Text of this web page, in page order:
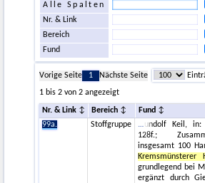
Alle Spalten
Nr. & Link
Bereich
Fund
Vorige Seite 1 Nächste Seite
1 bis 2 von 2 angezeigt
Nr. & Link Bereich
Fund
99a.
Stoffgruppe
undolf Keil,
128f.;
insgesamt 100
Kremsmünsterer
grundlegend bei
ergänzt durch